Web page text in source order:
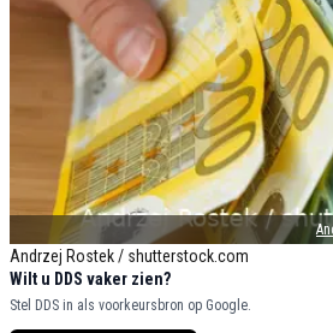
Andrzej Rostek / shutterstock.com
Wilt u DDS vaker zien?
Stel DDS in als voorkeursbron op Google.